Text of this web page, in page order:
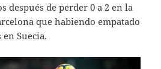
después de perder 0 a 2 en la
que habiendo empatado
Suecia.